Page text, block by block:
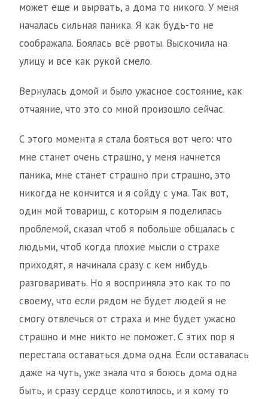
может еще и вырвать, а дома то никого. У меня
началась сильная паника. Я как будь-то не
соображала. Боялась всё рвоты. Выскочила на
улицу и все как рукой смело.
Вернулась домой и было ужасное состояние, как
отчаяние, что это со мной произошло сейчас.
С этого момента я стала бояться вот чего: что
мне станет очень страшно, у меня начнется
паника, мне станет страшно при страшно, это
никогда не кончится и я сойду с ума. Так вот,
один мой товарищ, с которым я поделилась
проблемой, сказал чтоб я побольше общалась с
людьми, чтоб когда плохие мысли о страхе
приходят, я начинала сразу с кем нибудь
разговаривать. Но я восприняла это как то по
своему, что если рядом не будет людей я не
смогу отвлечься от страха и мне будет ужасно
страшно и мне никто не поможет. С этих пор я
перестала оставаться дома одна. Если оставалась
даже на чуть, уже знала что я боюсь дома одна
быть, и сразу сердце колотилось, и я кому то